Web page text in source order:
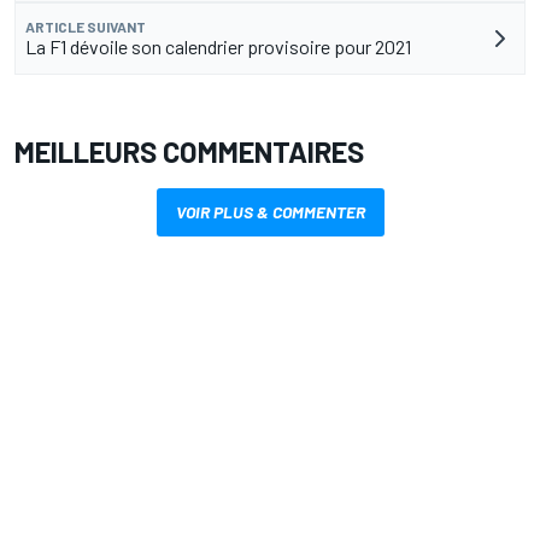
ARTICLE SUIVANT
La F1 dévoile son calendrier provisoire pour 2021
MEILLEURS COMMENTAIRES
VOIR PLUS & COMMENTER